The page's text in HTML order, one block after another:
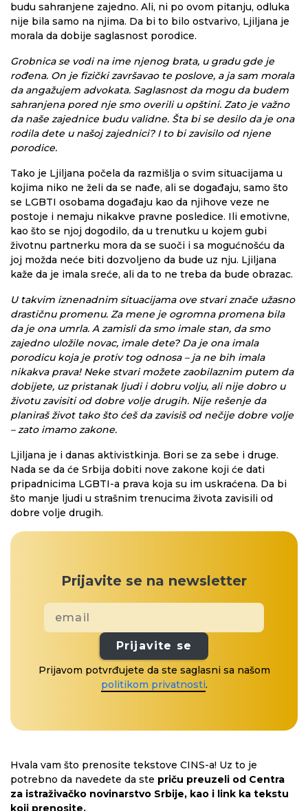
budu sahranjene zajedno. Ali, ni po ovom pitanju, odluka
nije bila samo na njima. Da bi to bilo ostvarivo, Ljiljana je
morala da dobije saglasnost porodice.
Grobnica se vodi na ime njenog brata, u gradu gde je
rođena. On je fizički završavao te poslove, a ja sam morala
da angažujem advokata. Saglasnost da mogu da budem
sahranjena pored nje smo overili u opštini. Zato je važno
da naše zajednice budu validne. Šta bi se desilo da je ona
rodila dete u našoj zajednici? I to bi zavisilo od njene
porodice.
Tako je Ljiljana počela da razmišlja o svim situacijama u
kojima niko ne želi da se nađe, ali se događaju, samo što
se LGBTI osobama događaju kao da njihove veze ne
postoje i nemaju nikakve pravne posledice. Ili emotivne,
kao što se njoj dogodilo, da u trenutku u kojem gubi
životnu partnerku mora da se suoči i sa mogućnošću da
joj možda neće biti dozvoljeno da bude uz nju. Ljiljana
kaže da je imala sreće, ali da to ne treba da bude obrazac.
U takvim iznenadnim situacijama ove stvari znače užasno
drastičnu promenu. Za mene je ogromna promena bila
da je ona umrla. A zamisli da smo imale stan, da smo
zajedno uložile novac, imale dete? Da je ona imala
porodicu koja je protiv tog odnosa – ja ne bih imala
nikakva prava! Neke stvari možete zaobilaznim putem da
dobijete, uz pristanak ljudi i dobru volju, ali nije dobro u
životu zavisiti od dobre volje drugih. Nije rešenje da
planiraš život tako što ćeš da zavisiš od nečije dobre volje
– zato imamo zakone.
Ljiljana je i danas aktivistkinja. Bori se za sebe i druge.
Nada se da će Srbija dobiti nove zakone koji će dati
pripadnicima LGBTI-a prava koja su im uskraćena. Da bi
što manje ljudi u strašnim trenucima života zavisili od
dobre volje drugih.
Prijavite se na newsletter
Prijavite se
Prijavom potvrđujete da ste saglasni sa našom
politikom privatnosti.
Hvala vam što prenosite tekstove CINS-a! Uz to je
potrebno da navedete da ste priču preuzeli od Centra
za istraživačko novinarstvo Srbije, kao i link ka tekstu
koji prenosite.